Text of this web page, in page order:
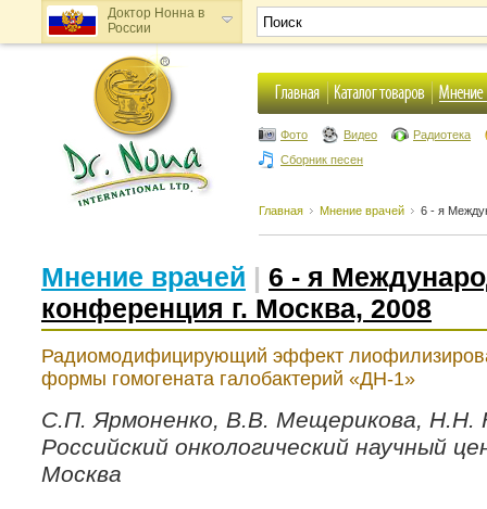
Доктор Нонна в
России
Доктор Нонна в
Украине
Фото Видео
Радиотека
Сборник песен
Главная Мнение врачей 6 - я
Мнение врачей | 6 - я
конференция г. Москва, 2008
Радиомодифицирующий эффект
формы гомогената галобактерий «ДН-1»
С.П. Ярмоненко, В.В. Мещерикова, Н.Н.
Российский онкологический научный
Москва